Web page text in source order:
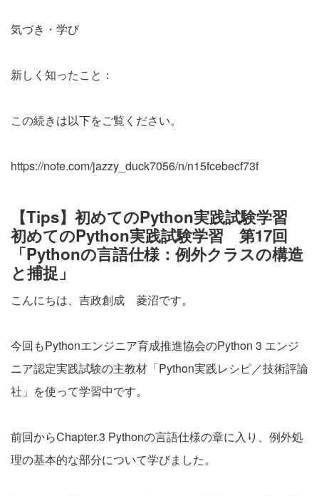
気づき・学び
新しく知ったこと：
この続きは以下をご覧ください。
https://note.com/jazzy_duck7056/n/n15fcebecf73f
【Tips】初めてのPython実践試験学習
初めてのPython実践試験学習 第17回
「Pythonの言語仕様：例外クラスの構造
と捕捉」
こんにちは、吉政創成 菱沼です。
今回もPythonエンジニア育成推進協会のPython 3 エンジ
ニア認定実践試験の主教材「Python実践レシピ／技術評論
社」を使って学習中です。
前回からChapter.3 Pythonの言語仕様の章に入り、例外処
理の基本的な部分について学びました。